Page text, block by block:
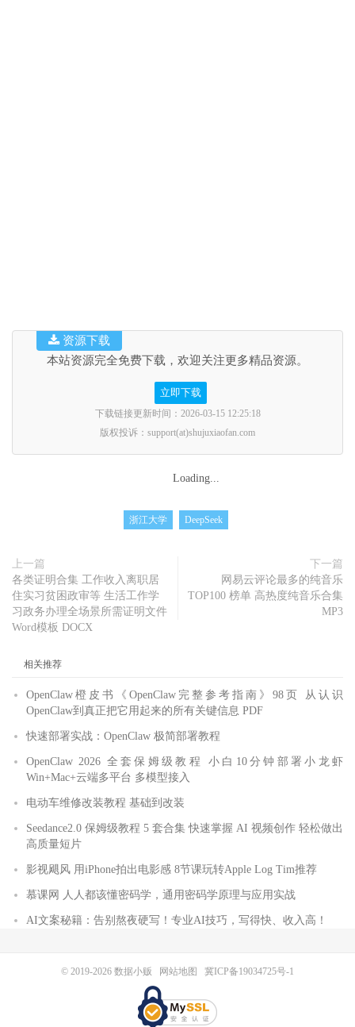
本站资源完全免费下载，欢迎关注更多精品资源。
立即下载
下载链接更新时间：2026-03-15 12:25:18
版权投诉：support(at)shujuxiaofan.com
资源下载
Loading...
浙江大学 DeepSeek
上一篇
各类证明合集 工作收入离职居
住实习贫困政审等 生活工作学
习政务办理全场景所需证明文件
Word模板 DOCX
下一篇
网易云评论最多的纯音乐
TOP100 榜单 高热度纯音乐合集
MP3
相关推荐
OpenClaw橙皮书《OpenClaw完整参考指南》98页 从认识
OpenClaw到真正把它用起来的所有关键信息 PDF
快速部署实战：OpenClaw 极简部署教程
OpenClaw 2026 全套保姆级教程 小白10分钟部署小龙虾
Win+Mac+云端多平台 多模型接入
电动车维修改装教程 基础到改装
Seedance2.0 保姆级教程 5 套合集 快速掌握 AI 视频创作 轻松做出
高质量短片
影视飓风 用iPhone拍出电影感 8节课玩转Apple Log Tim推荐
慕课网 人人都该懂密码学，通用密码学原理与应用实战
AI文案秘籍：告别熬夜硬写！专业AI技巧，写得快、收入高！
© 2019-2026 数据小贩 网站地图 冀ICP备19034725号-1